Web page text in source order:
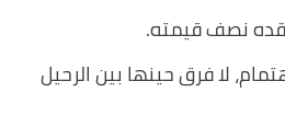
نصف قيمته.
لا فرق حينها بين الرحيل